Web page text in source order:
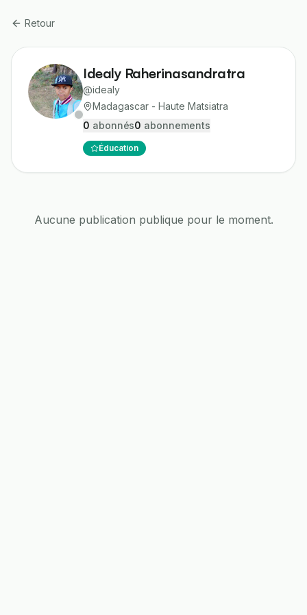
Retour
Idealy Raherinasandratra
@idealy
Madagascar - Haute Matsiatra
0 abonnés0 abonnements
Éducation
Aucune publication publique pour le moment.